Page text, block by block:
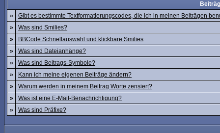
»
Gibt es bestimmte Textformatierungscodes, die ich in meinen Beiträgen
»
Was sind Smilies?
»
BBCode Schnellauswahl und klickbare Smilies
»
Was sind Dateianhänge?
»
Was sind Beitrags-Symbole?
»
Kann ich meine eigenen Beiträge ändern?
»
Warum werden in meinem Beitrag Worte zensiert?
»
Was ist eine E-Mail-Benachrichtigung?
»
Was sind Präfixe?